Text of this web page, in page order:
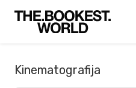
Kinematografija